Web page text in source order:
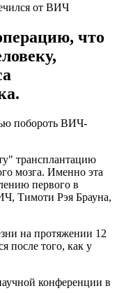
от ВИЧ
что
побороть ВИЧ-
трансплантацию
мозга. Именно эта
первого в
Тимоти Рэя Брауна,
на протяжении 12
после того, как у
конференции в